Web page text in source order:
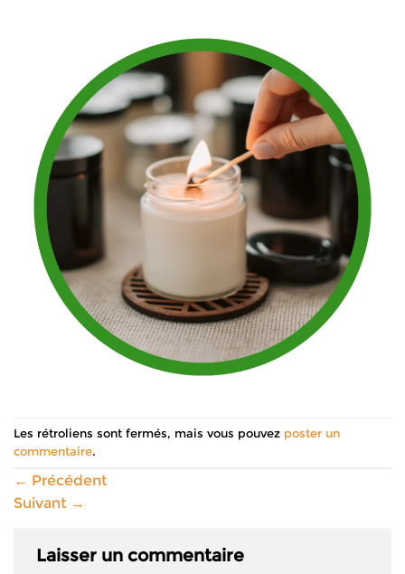
Les rétroliens sont fermés, mais vous pouvez poster un
commentaire.
← Précédent
Suivant →
Laisser un commentaire